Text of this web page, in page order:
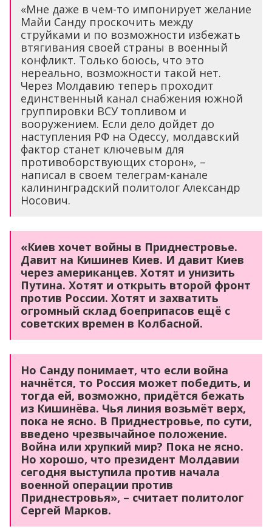
«Мне даже в чем-то импонирует желание
Майи Санду проскочить между
струйками и по возможности избежать
втягивания своей страны в военный
конфликт. Только боюсь, что это
нереально, возможности такой нет.
Через Молдавию теперь проходит
единственный канал снабжения южной
группировки ВСУ топливом и
вооружением. Если дело дойдет до
наступления РФ на Одессу, молдавский
фактор станет ключевым для
противоборствующих сторон», –
написал в своем телеграм-канале
калининградский политолог Александр
Носович.
«Киев хочет войны в Приднестровье.
Давит на Кишинев Киев. И давит Киев
через американцев. Хотят и унизить
Путина. Хотят и открыть второй фронт
против России. Хотят и захватить
огромный склад боеприпасов ещё с
советских времен в Колбасной.
Но Санду понимает, что если война
начнётся, то Россия может победить, и
тогда ей, возможно, придётся бежать
из Кишинёва. Чья линия возьмёт верх,
пока не ясно. В Приднестровье, по сути,
введено чрезвычайное положение.
Война или хрупкий мир? Пока не ясно.
Но хорошо, что президент Молдавии
сегодня выступила против начала
военной операции против
Приднестровья», – считает политолог
Сергей Марков.